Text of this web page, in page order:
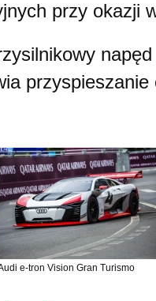
przy okazji
e-tron Vision Gran Turismo